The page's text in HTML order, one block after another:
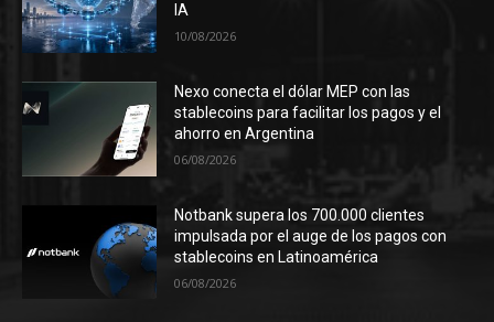
IA
10/08/2026
Nexo conecta el dólar MEP con las
stablecoins para facilitar los pagos y el
ahorro en Argentina
06/08/2026
Notbank supera los 700.000 clientes
impulsada por el auge de los pagos con
stablecoins en Latinoamérica
06/08/2026